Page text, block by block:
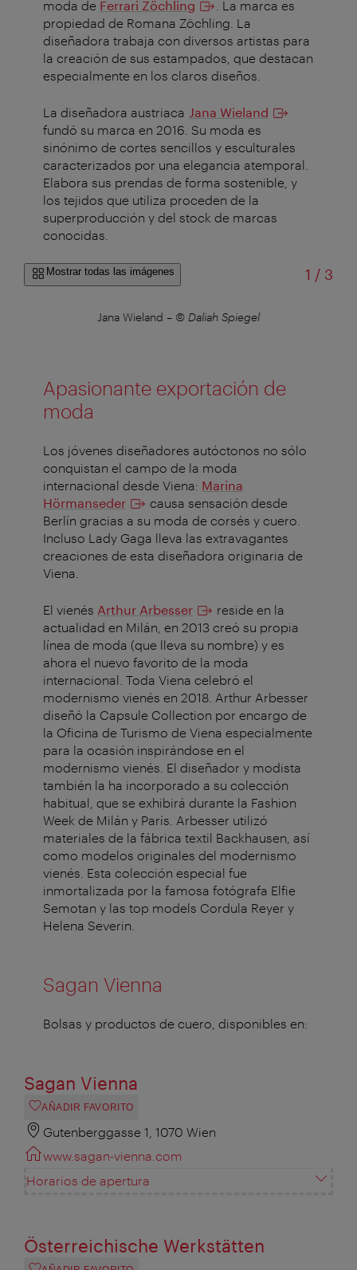
moda de Ferrari Zöchling
. La marca es
propiedad de Romana Zöchling. La
diseñadora trabaja con diversos artistas para
la creación de sus estampados, que destacan
especialmente en los claros diseños.
La diseñadora austriaca Jana Wieland
fundó su marca en 2016. Su moda es
sinónimo de cortes sencillos y esculturales
caracterizados por una elegancia atemporal.
Elabora sus prendas de forma sostenible, y
los tejidos que utiliza proceden de la
superproducción y del stock de marcas
conocidas.
Mostrar todas las imágenes 1 /de
3
Jana Wieland – © Daliah Spiegel
Apasionante exportación de
moda
Los jóvenes diseñadores autóctonos no sólo
conquistan el campo de la moda
internacional desde Viena: Marina
Hörmanseder
causa sensación desde
Berlín gracias a su moda de corsés y cuero.
Incluso Lady Gaga lleva las extravagantes
creaciones de esta diseñadora originaria de
Viena.
El vienés Arthur Arbesser
reside en la
actualidad en Milán, en 2013 creó su propia
línea de moda (que lleva su nombre) y es
ahora el nuevo favorito de la moda
internacional. Toda Viena celebró el
modernismo vienés en 2018. Arthur Arbesser
diseñó la Capsule Collection por encargo de
la Oficina de Turismo de Viena especialmente
para la ocasión inspirándose en el
modernismo vienés. El diseñador y modista
también la ha incorporado a su colección
habitual, que se exhibirá durante la Fashion
Week de Milán y París. Arbesser utilizó
materiales de la fábrica textil Backhausen, así
como modelos originales del modernismo
vienés. Esta colección especial fue
inmortalizada por la famosa fotógrafa Elfie
Semotan y las top models Cordula Reyer y
Helena Severin.
Sagan Vienna
Bolsas y productos de cuero, disponibles en:
Sagan Vienna
AÑADIR FAVORITO
Gutenberggasse 1, 1070 Wien
www.sagan-vienna.com
Horarios de apertura
Österreichische Werkstätten